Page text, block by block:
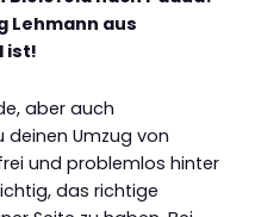
Lehmann aus
ist!
aber auch
Umzug von
und problemlos hinter
das richtige